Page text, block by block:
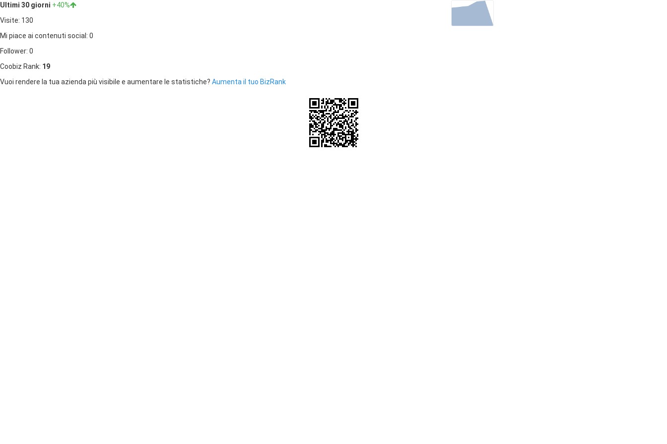
Ultimi 30 giorni +40%
Visite: 130
Mi piace ai contenuti social: 0
Follower: 0
Coobiz Rank: 19
Vuoi rendere la tua azienda più visibile e aumentare le statistiche? Aumenta il tuo BizRank